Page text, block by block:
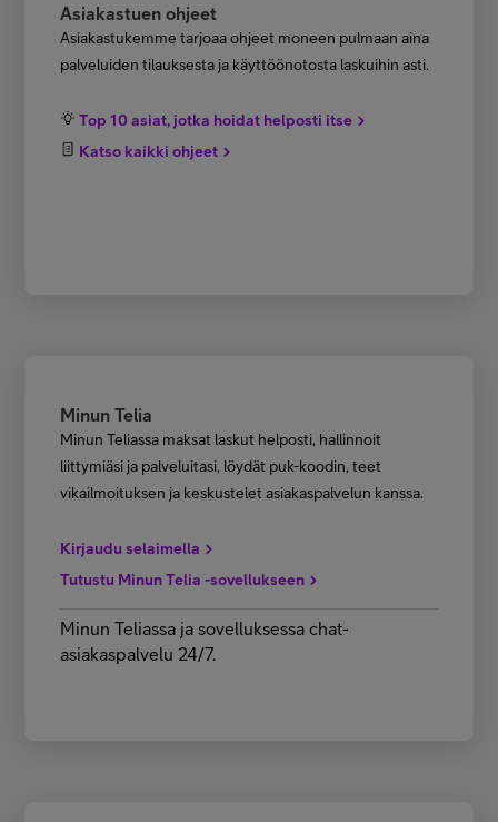
Asiakastuen ohjeet
Asiakastukemme tarjoaa ohjeet moneen pulmaan aina
palveluiden tilauksesta ja käyttöönotosta laskuihin asti.
Top 10 asiat, jotka hoidat helposti itse
Katso kaikki ohjeet
Minun Telia
Minun Teliassa maksat laskut helposti, hallinnoit
liittymiäsi ja palveluitasi, löydät puk-koodin, teet
vikailmoituksen ja keskustelet asiakaspalvelun kanssa.
Kirjaudu selaimella
Tutustu Minun Telia -sovellukseen
Minun Teliassa ja sovelluksessa chat-
asiakaspalvelu 24/7.